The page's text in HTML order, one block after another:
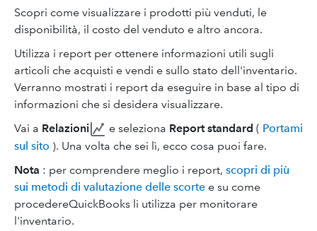
Scopri come visualizzare i prodotti più venduti, le
disponibilità, il costo del venduto e altro ancora.
Utilizza i report per ottenere informazioni utili sugli
articoli che acquisti e vendi e sullo stato dell'inventario.
Verranno mostrati i report da eseguire in base al tipo di
informazioni che si desidera visualizzare.
Vai a Relazioni e seleziona Report standard ( Portami
sul sito ). Una volta che sei lì, ecco cosa puoi fare.
Nota : per comprendere meglio i report, scopri di più
sui metodi di valutazione delle scorte e su come
procedereQuickBooks li utilizza per monitorare
l'inventario.